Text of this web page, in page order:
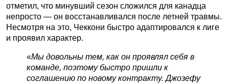
отметил, что минувший сезон сложился для канадца
непросто — он восстанавливался после летней травмы.
Несмотря на это, Чеккони быстро адаптировался к лиге
и проявил характер.
«Мы довольны тем, как он проявлял себя в
команде, поэтому быстро пришли к
соглашению по новому контракту. Джозефу